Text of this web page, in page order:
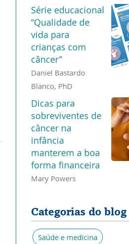
Série educacional
“Qualidade de
vida para
crianças com
câncer”
Daniel Bastardo
Blanco, PhD
Dicas para
sobreviventes de
câncer na
infância
manterem a boa
forma financeira
Mary Powers
Categorias do blog
Saúde e medicina